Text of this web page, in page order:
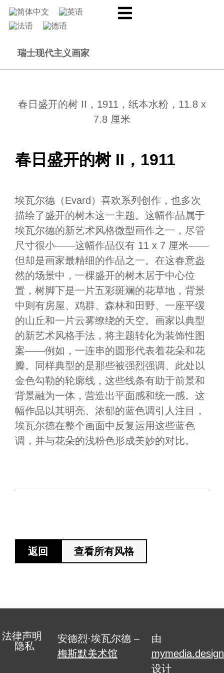
瑞士现代主义画家
春日盛开的树 II，1911，纸本水粉，11.8 x
7.8 厘米
春日盛开的树 II，1911
埃瓦尔德（Evard）喜欢系列创作，也多次
描绘了盛开的树木这一主题。这幅作品属于
埃瓦尔德的新艺术风格微型画作之一，尽管
尺寸很小——这幅作品仅有 11 x 7 厘米——
但却是画家最精细的作品之一。在这春意盎
然的场景中，一棵盛开的树木居于中心位
置，树脚下是一片五彩斑斓的花草地，背景
中则有房屋、鸡群、森林和田野、一座平缓
的山丘和一片云雾缭绕的天空。画家以典型
的新艺术风格手法，将主题转化为装饰性图
案——例如，一连串的圆形代表着花朵和花
瓣。同样典型的是那些被强烈强调、此处以
金色勾勒的轮廓线，这些线条有助于前景和
背景融为一体，营造出平面感和统一感。这
幅作品以其明亮、浓郁的蓝色调引人注目，
埃瓦尔德在整个画面中反复运用这些蓝色
调，并与花朵的浅粉色形成美妙的对比。
返回 查看所有风格
安德烈·埃瓦尔德 –
梅斯默美术馆
由
mymedia.design
设计
法律声明
隐私